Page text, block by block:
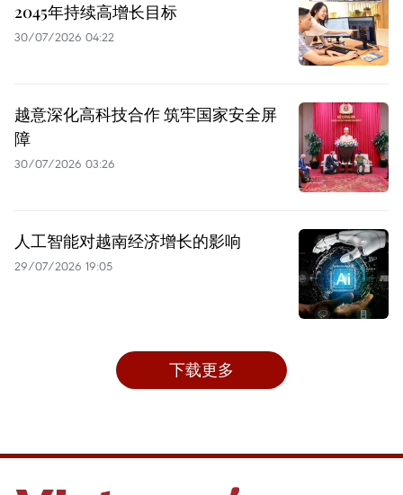
2045年持续高增长目标
30/07/2026 04:22
越意深化高科技合作 筑牢国家安全屏
障
30/07/2026 03:26
人工智能对越南经济增长的影响
29/07/2026 19:05
下载更多